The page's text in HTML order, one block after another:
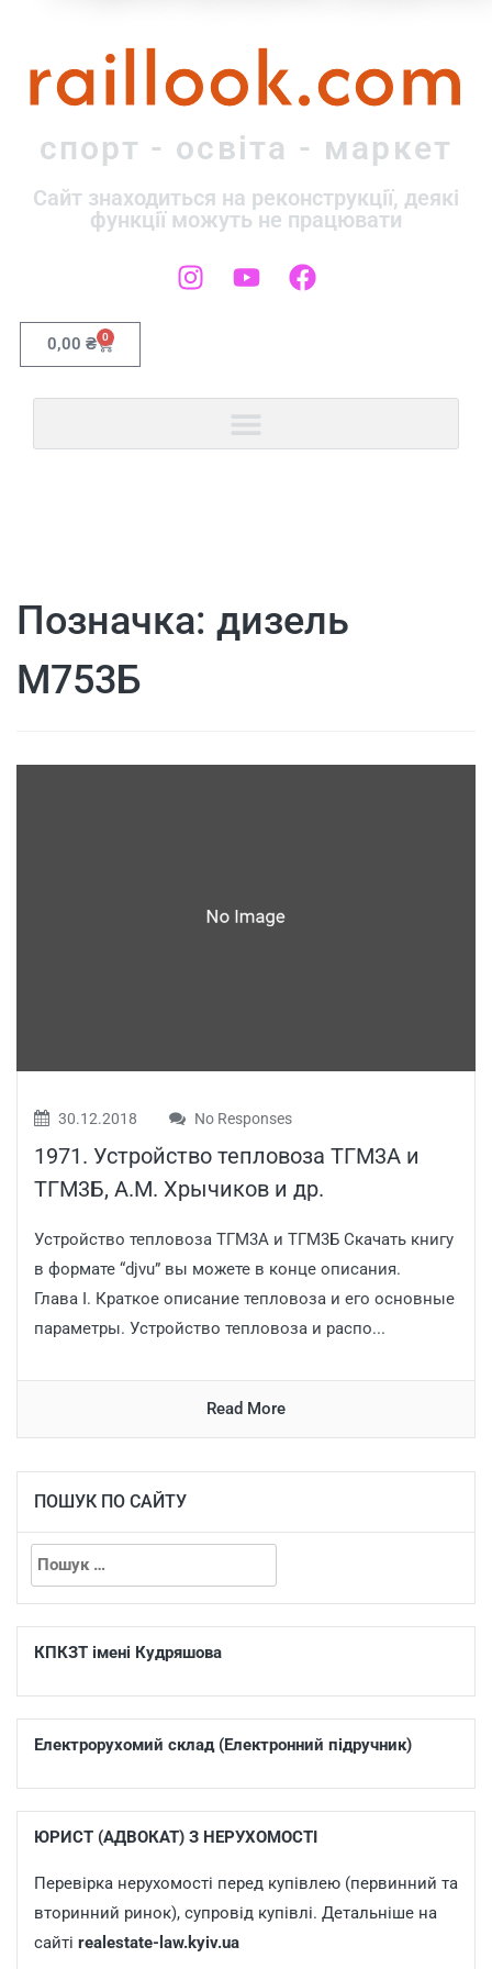
raillook.com
спорт - освіта - маркет
Сайт знаходиться на реконструкції, деякі
функції можуть не працювати
0,00 ₴ 0
Позначка: дизель
М753Б
30.12.2018 No Responses
1971. Устройство тепловоза ТГМ3А и
ТГМ3Б, А.М. Хрычиков и др.
Устройство тепловоза ТГМ3А и ТГМ3Б Скачать книгу
в формате “djvu” вы можете в конце описания.
Глава I. Краткое описание тепловоза и его основные
параметры. Устройство тепловоза и распо...
Read More
ПОШУК ПО САЙТУ
КПКЗТ імені Кудряшова
Електрорухомий склад (Електронний підручник)
ЮРИСТ (АДВОКАТ) З НЕРУХОМОСТІ
Перевірка нерухомості перед купівлею (первинний та
вторинний ринок), супровід купівлі. Детальніше на
сайті realestate-law.kyiv.ua